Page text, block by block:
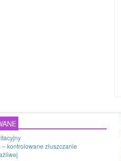
kontrolowane złuszczanie